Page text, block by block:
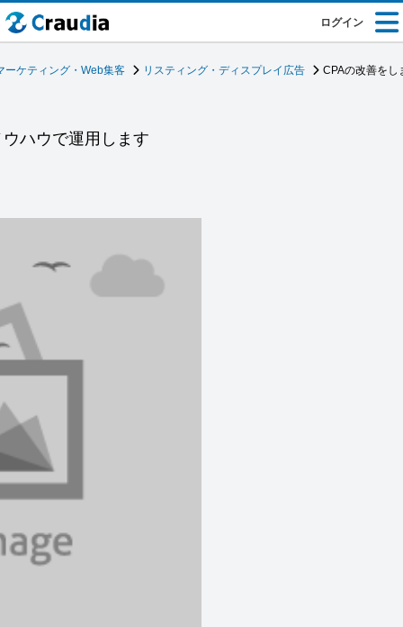
ログイン
ーケティング・Web集客 リスティング・ディスプレイ広告 CPAの改善をし
ハウで運用します